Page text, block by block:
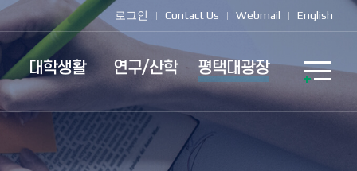
로그인 Contact Us Webmail English
대학생활 연구/산학 평택대광장